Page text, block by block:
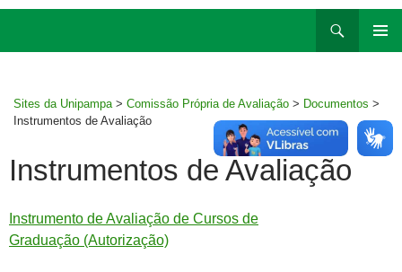
Sites da Unipampa > Comissão Própria de Avaliação > Documentos >
Instrumentos de Avaliação
Instrumentos de Avaliação
Instrumento de Avaliação de Cursos de
Graduação (Autorização)